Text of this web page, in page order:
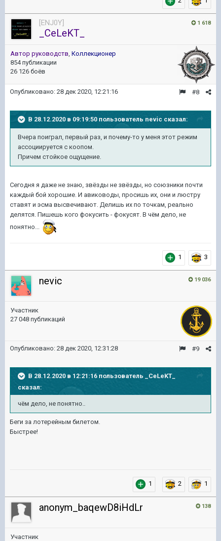
1 618
[ENJ0Y]
_CeLeKT_
Автор руководств, Коллекционер
854 публикации
26 126 боёв
#8
Опубликовано: 28 дек 2020, 12:21:16
В 28.12.2020 в 09:19:50 пользователь nevic сказал:
Вчера поиграл, первый раз, и почему-то у меня этот режим
ассоциируется с коопом.
Причем стойкое ощущение.
Сегодня я даже не знаю, звёзды не звёзды, но союзники почти
каждый бой хорошие. И авиководы, просишь их, они и люстру
ставят и эсма высвечивают. Делишь их по точкам, реально
делятся. Пишешь кого фокусить - фокусят. В чём дело, не
понятно...
1 3
19 036
nevic
Участник
27 048 публикаций
#9
Опубликовано: 28 дек 2020, 12:31:28
В 28.12.2020 в 12:21:16 пользователь
_CeLeKT_
сказал:
чём дело, не понятно..
Беги за лотерейным билетом.
Быстрее!
1 2 1
138
anonym_baqewD8iHdLr
Участник